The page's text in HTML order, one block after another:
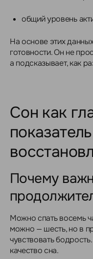
общий уровень
На основе этих
готовности. Он не
а подсказывает, как
Сон как
показатель
Почему
Можно спать восемь
можно — шесть, но в
чувствовать
качество сна.